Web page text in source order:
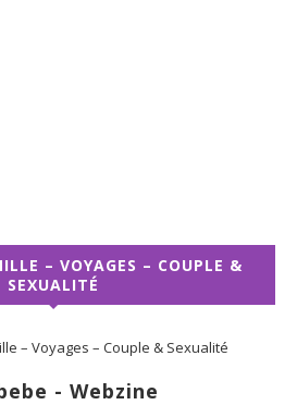
– VOYAGES – COUPLE &
SEXUALITÉ
- Webzine